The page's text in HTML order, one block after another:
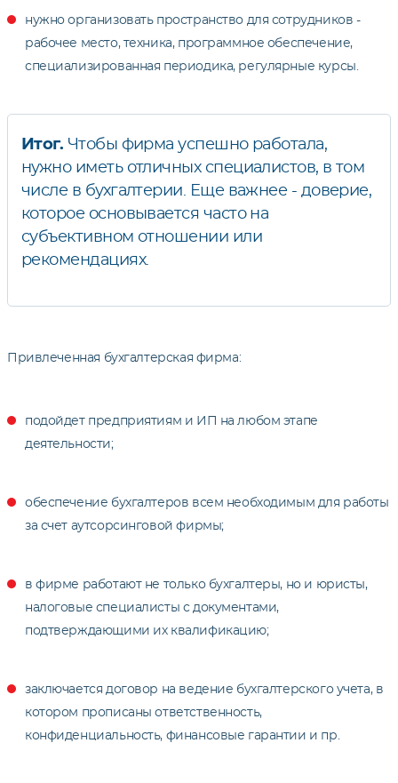
нужно организовать пространство для сотрудников -
рабочее место, техника, программное обеспечение,
специализированная периодика, регулярные курсы.
Итог. Чтобы фирма успешно работала,
нужно иметь отличных специалистов, в том
числе в бухгалтерии. Еще важнее - доверие,
которое основывается часто на
субъективном отношении или
рекомендациях.
Привлеченная бухгалтерская фирма:
подойдет предприятиям и ИП на любом этапе
деятельности;
обеспечение бухгалтеров всем необходимым для работы
за счет аутсорсинговой фирмы;
в фирме работают не только бухгалтеры, но и юристы,
налоговые специалисты с документами,
подтверждающими их квалификацию;
заключается договор на ведение бухгалтерского учета, в
котором прописаны ответственность,
конфиденциальность, финансовые гарантии и пр.